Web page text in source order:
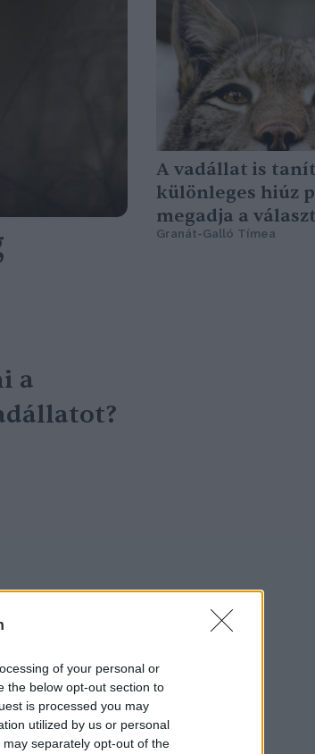
of your personal or
the below opt-out section to
is processed you may
utilized by us or personal
separately opt-out of the
A vadállat is
különleges hiúz
megadja a választ
Granát-Galló Tímea
a